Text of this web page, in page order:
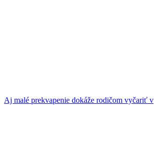
Aj malé prekvapenie dokáže rodičom vyčariť v